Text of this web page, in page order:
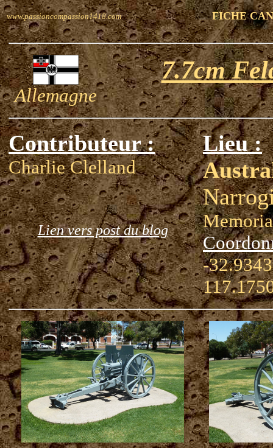
www.passioncompassion1418.com FICHE
Allemagne
7.7cm
Contributeur :
Charlie Clelland
Lien vers post du blog
Lieu :
-